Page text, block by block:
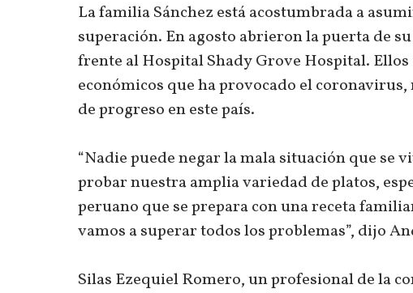
La familia Sánchez está acostumbrada a
superación. En agosto abrieron la puerta de
frente al Hospital Shady Grove Hospital.
económicos que ha provocado el
de progreso en este país.
“Nadie puede negar la mala situación que se
probar nuestra amplia variedad de platos,
peruano que se prepara con una receta
vamos a superar todos los problemas”, dijo
Silas Ezequiel Romero, un profesional de la